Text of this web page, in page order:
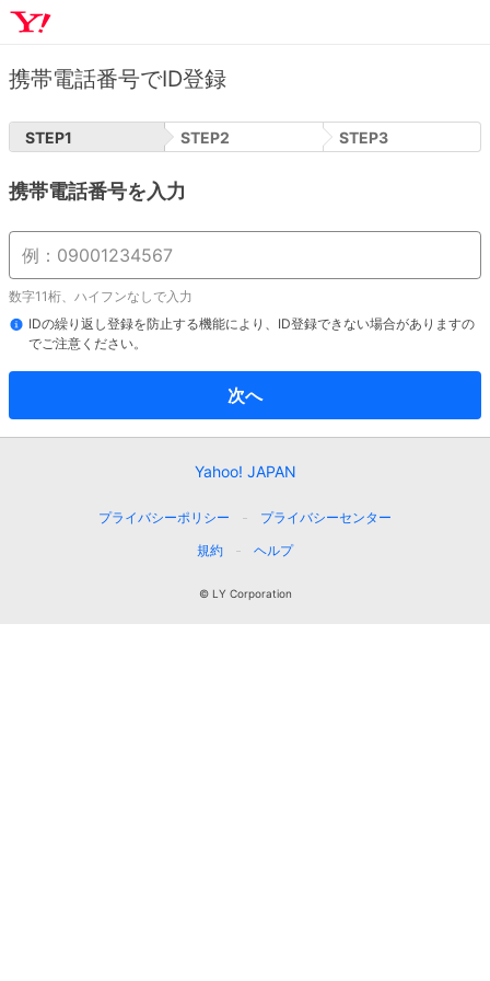
携帯電話番号でID登録
STEP1 STEP2 STEP3
携帯電話番号を入力
数字11桁、ハイフンなしで入力
IDの繰り返し登録を防止する機能により、ID登録できない場合がありますの
でご注意ください。
次へ
Yahoo! JAPAN
プライバシーポリシー
プライバシーセンター
規約
ヘルプ
© LY Corporation